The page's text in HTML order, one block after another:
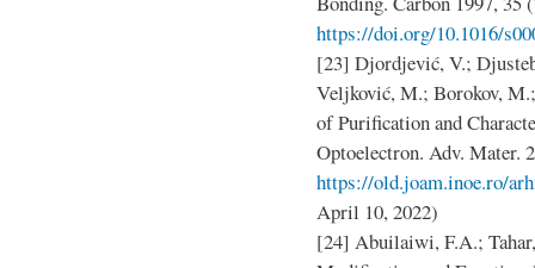
https://doi.org/10.1016/
[23] Djordjević, V.;
Veljković, M.; Borokov,
of Purification and
Optoelectron. Adv. Mater.
https://old.joam.inoe.ro/
April 10, 2022)
[24] Abuilaiwi, F.A.;